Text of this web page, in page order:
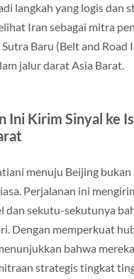
langkah yang logis dan
Iran sebagai mitra
Baru (Belt and Road
jalur darat Asia Barat.
Ini Kirim Sinyal ke
menuju Beijing bukan
Perjalanan ini
dan sekutu-sekutunya
Dengan memperkuat
bahwa
strategis tingkat